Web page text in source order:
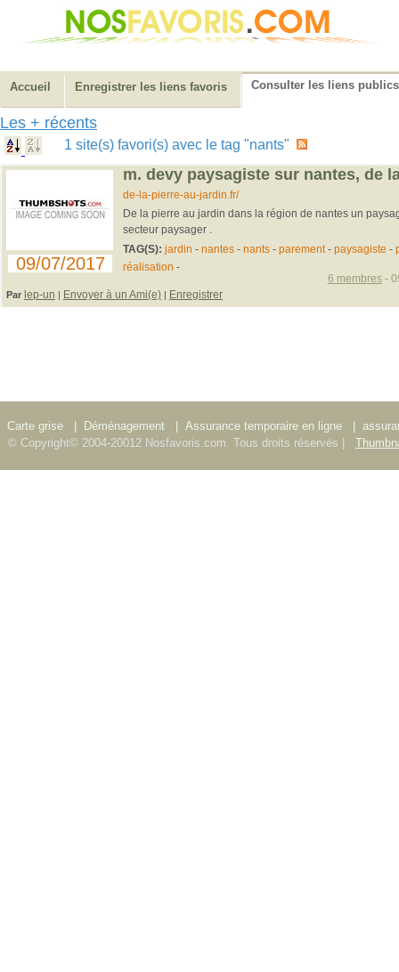
Accueil Enregistrer les liens favoris Consulter les liens publics
Les + récents
1 site(s) favori(s) avec le tag "nants"
09/07/2017
m. devy paysagiste sur nantes, de
de-la-pierre-au-jardin.fr/
De la pierre au jardin dans la région de nantes un
secteur paysager .
TAG(S): jardin - nantes- nants- parement- paysagiste -
réalisation -
Par lep-un | Envoyer à un Ami(e) | Enregistrer
6 membres-
Carte grise Déménagement Assurance temporaire en ligne
© Copyright© 2004-20012 Nosfavoris.com. Tous droits réservés |